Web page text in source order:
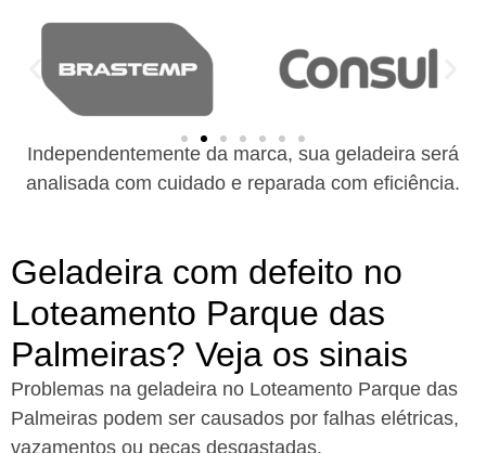
Independentemente da marca, sua geladeira será
analisada com cuidado e reparada com eficiência.
Geladeira com defeito no
Loteamento Parque das
Palmeiras? Veja os sinais
Problemas na geladeira no Loteamento Parque das
Palmeiras podem ser causados por falhas elétricas,
vazamentos ou peças desgastadas.